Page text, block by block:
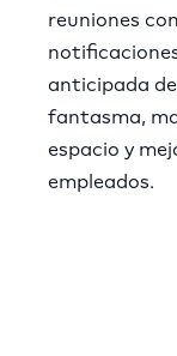
reuniones
anticipada
fantasma,
espacio y
empleados.